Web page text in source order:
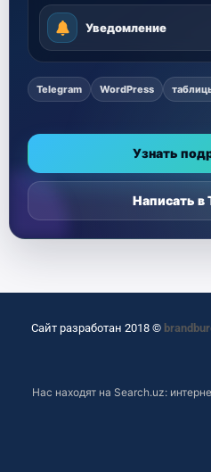
Уведомление
Telegram WordPress
Узнать
Написать в
Сайт разработан 2018 ©
Нас находят на Search.uz: